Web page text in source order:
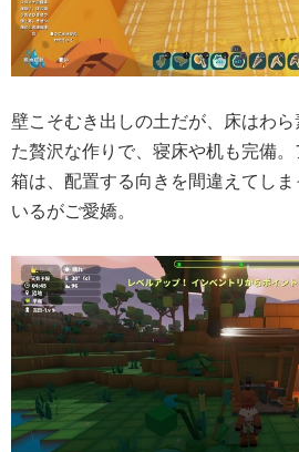
壁こそむき出しの土だが、床はわ
た贅沢な作りで、寝床や机も完備
箱は、配置する向きを間違えてし
いるがご愛嬌。